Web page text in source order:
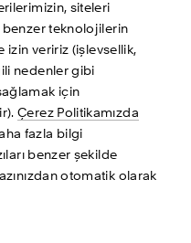
siteleri
benzer teknolojilerin
izin veririz (işlevsellik,
nedenler gibi
için
Çerez Politikamızda
fazla bilgi
benzer şekilde
otomatik olarak